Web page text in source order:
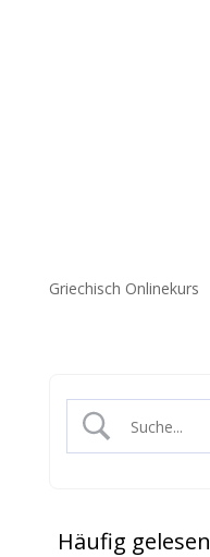
Griechisch Onlinekurs
Häufig gelesen